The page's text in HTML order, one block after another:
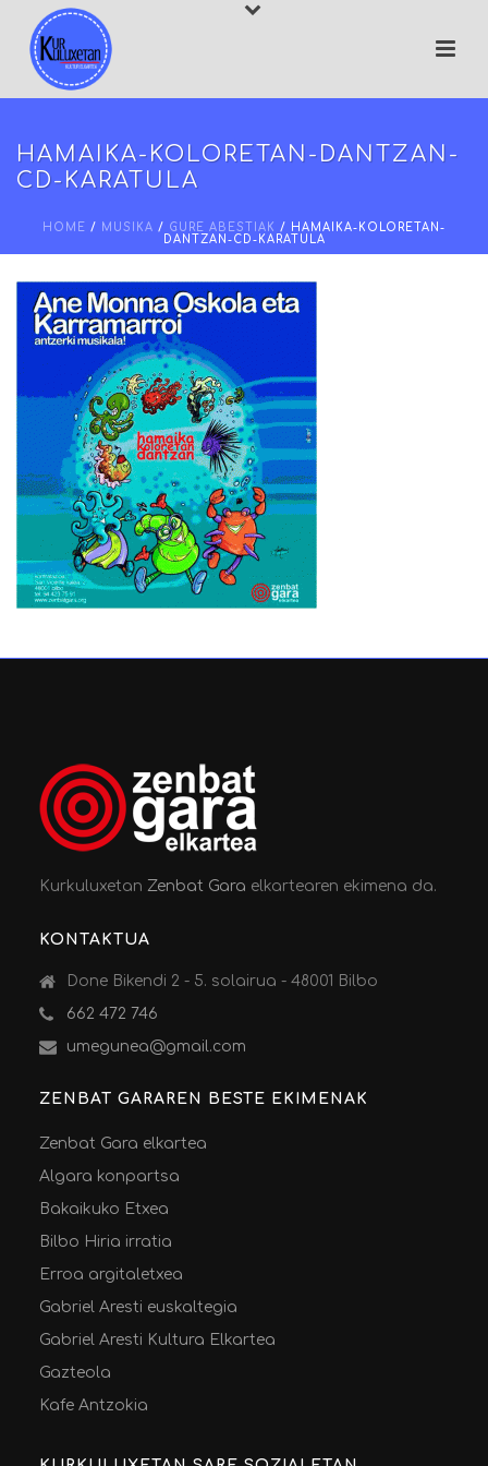
HAMAIKA-KOLORETAN-DANTZAN-
CD-KARATULA
HOME / MUSIKA / GURE ABESTIAK / HAMAIKA-KOLORETAN-
DANTZAN-CD-KARATULA
KurkuluxetanZenbat Gara elkartearen ekimena da.
KONTAKTUA
Done Bikendi 2 - 5. solairua - 48001 Bilbo
662 472 746
umegunea@gmail.com
ZENBAT GARAREN BESTE EKIMENAK
Zenbat Gara elkartea
Algara konpartsa
Bakaikuko Etxea
Bilbo Hiria irratia
Erroa argitaletxea
Gabriel Aresti euskaltegia
Gabriel Aresti Kultura Elkartea
Gazteola
Kafe Antzokia